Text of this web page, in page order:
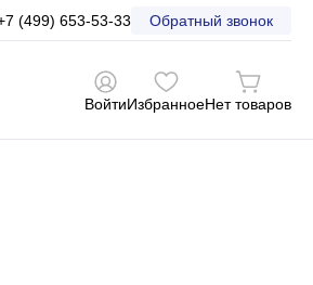
(499) 653-53-33 Обратный звонок
ВойтиИзбранноеНет товаров